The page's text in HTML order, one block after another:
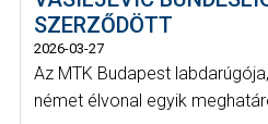
SZERZŐDÖTT
2026-03-27
Az MTK Budapest
német élvonal egyik